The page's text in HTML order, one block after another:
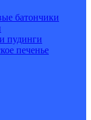
батончики
пудинги
печенье